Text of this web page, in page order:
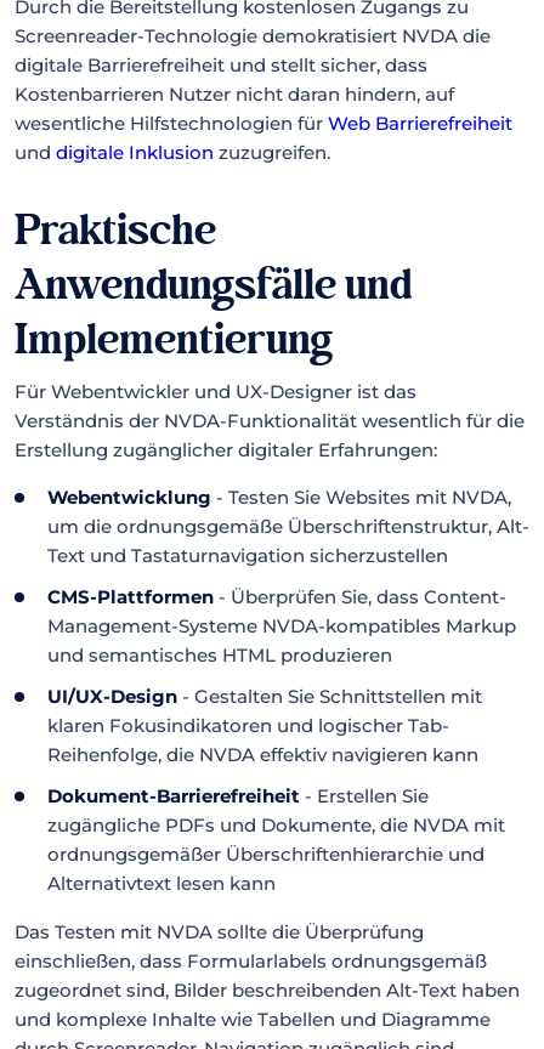
Durch die Bereitstellung kostenlosen Zugangs zu
Screenreader-Technologie demokratisiert NVDA die
digitale Barrierefreiheit und stellt sicher, dass
Kostenbarrieren Nutzer nicht daran hindern, auf
wesentliche Hilfstechnologien für Web Barrierefreiheit
und digitale Inklusion zuzugreifen.
Praktische
Anwendungsfälle und
Implementierung
Für Webentwickler und UX-Designer ist das
Verständnis der NVDA-Funktionalität wesentlich für die
Erstellung zugänglicher digitaler Erfahrungen:
Webentwicklung - Testen Sie Websites mit NVDA,
um die ordnungsgemäße Überschriftenstruktur, Alt-
Text und Tastaturnavigation sicherzustellen
CMS-Plattformen - Überprüfen Sie, dass Content-
Management-Systeme NVDA-kompatibles Markup
und semantisches HTML produzieren
UI/UX-Design - Gestalten Sie Schnittstellen mit
klaren Fokusindikatoren und logischer Tab-
Reihenfolge, die NVDA effektiv navigieren kann
Dokument-Barrierefreiheit - Erstellen Sie
zugängliche PDFs und Dokumente, die NVDA mit
ordnungsgemäßer Überschriftenhierarchie und
Alternativtext lesen kann
Das Testen mit NVDA sollte die Überprüfung
einschließen, dass Formularlabels ordnungsgemäß
zugeordnet sind, Bilder beschreibenden Alt-Text haben
und komplexe Inhalte wie Tabellen und Diagramme